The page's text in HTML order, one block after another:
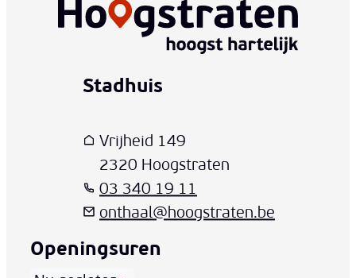
www-contact-text-name
Stadhuis
Adres
Vrijheid 149
,2320 Hoogstraten
03 340 19 11
E-mail
onthaal@hoogstraten.be
Openingsuren